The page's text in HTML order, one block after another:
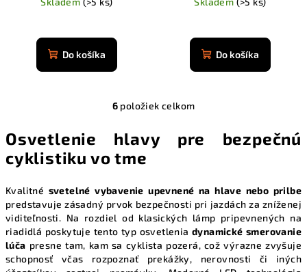
hodnotenie
produktu
Do košíka
hodnotenie
produktu
Do košíka
O
l
a
c
i
e
p
6 položiek celkom
Osvetlenie hlavy pre bezpečnú
cyklistiku vo tme
Kvalitné svetelné vybavenie upevnené na hlave nebo prilbe
predstavuje zásadný prvok bezpečnosti pri jazdách za zníženej
viditeľnosti. Na rozdiel od klasických lámp pripevnených na
riadidlá poskytuje tento typ osvetlenia dynamické smerovanie
lúča presne tam, kam sa cyklista pozerá, což výrazne zvyšuje
schopnosť včas rozpoznať prekážky, nerovnosti či iných